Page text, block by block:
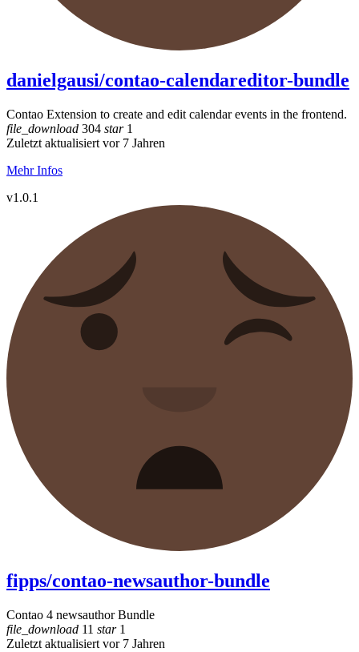
danielgausi/contao-calendareditor-bundle
Contao Extension to create and edit calendar events in the frontend.
file_download 304 star1
Zuletzt aktualisiert vor 7 Jahren
Mehr Infos
v1.0.1
fipps/contao-newsauthor-bundle
Contao 4 newsauthor Bundle
file_download 11 star1
Zuletzt aktualisiert vor 7 Jahren